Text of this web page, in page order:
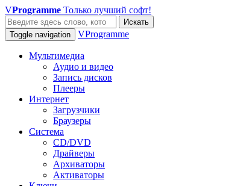
VProgramme Только лучший софт!
Искать
Toggle navigation
VProgramme
Мультимедиа
Аудио и видео
Запись дисков
Плееры
Интернет
Загрузчики
Браузеры
Система
CD/DVD
Драйверы
Архиваторы
Активаторы